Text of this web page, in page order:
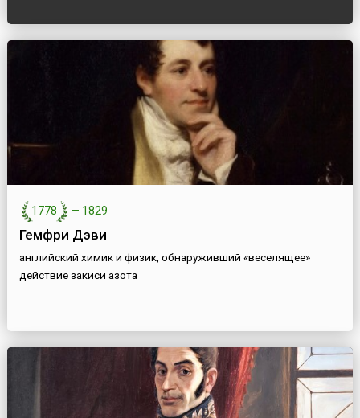
1778 — 1829
Гемфри Дэви
английский химик и физик, обнаруживший «веселящее»
действие закиси азота